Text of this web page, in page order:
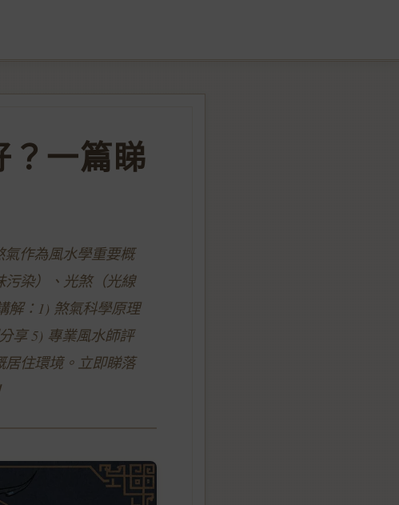
一篇睇
作為風水學重要概
染）、光煞（光線
解：1) 煞氣科學原理
享 5) 專業風水師評
住環境。立即睇落